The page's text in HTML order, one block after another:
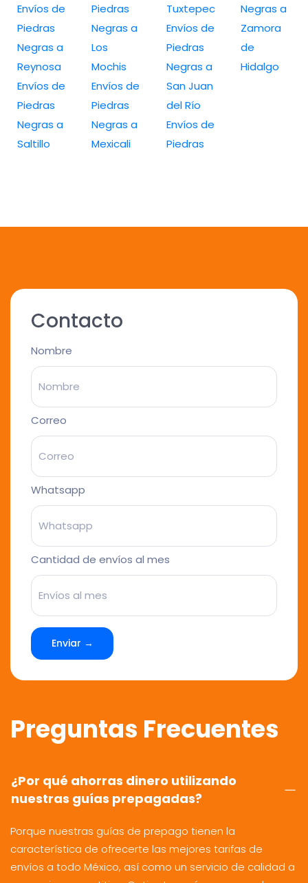
Envíos de
Piedras
Negras a
Reynosa
Envíos de
Piedras
Negras a
Saltillo
Piedras
Negras a
Los
Mochis
Envíos de
Piedras
Negras a
Mexicali
Tuxtepec
Envíos de
Piedras
Negras a
San Juan
del Río
Envíos de
Piedras
Negras a
Zamora
de
Hidalgo
Contacto
Nombre
Correo
Whatsapp
Cantidad de envíos al mes
Enviar →
Preguntas Frecuentes
¿Por qué ahorras dinero utilizando
nuestras guías prepagadas?
Porque nuestras guías de prepago tienen la
característica de ofrecerte las mejores tarifas de
envíos a todo México, así como un servicio de calidad a